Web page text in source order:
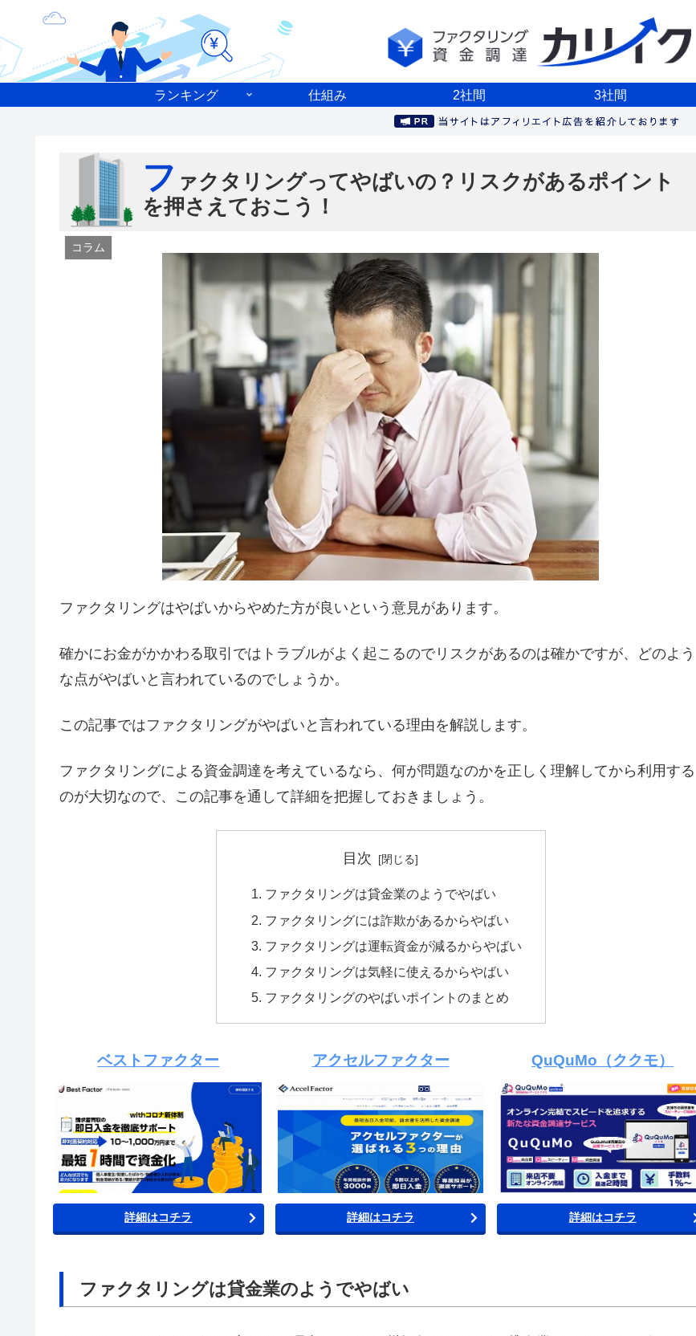
ランキング 仕組み 2社間 3社間
フ ァクタリングってやばいの？リスクがあるポイント
を押さえておこう！
コラム
ファクタリングはやばいからやめた方が良いという意見があります。
確かにお金がかかわる取引ではトラブルがよく起こるのでリスクがあるのは確かですが、どのよう
な点がやばいと言われているのでしょうか。
この記事ではファクタリングがやばいと言われている理由を解説します。
ファクタリングによる資金調達を考えているなら、何が問題なのかを正しく理解してから利用する
のが大切なので、この記事を通して詳細を把握しておきましょう。
目次
ファクタリングは貸金業のようでやばい
ファクタリングには詐欺があるからやばい
ファクタリングは運転資金が減るからやばい
ファクタリングは気軽に使えるからやばい
ファクタリングのやばいポイントのまとめ
ベストファクター
詳細はコチラ
アクセルファクター
詳細はコチラ
QuQuMo（ククモ）
詳細はコチラ
ファクタリングは貸金業のようでやばい